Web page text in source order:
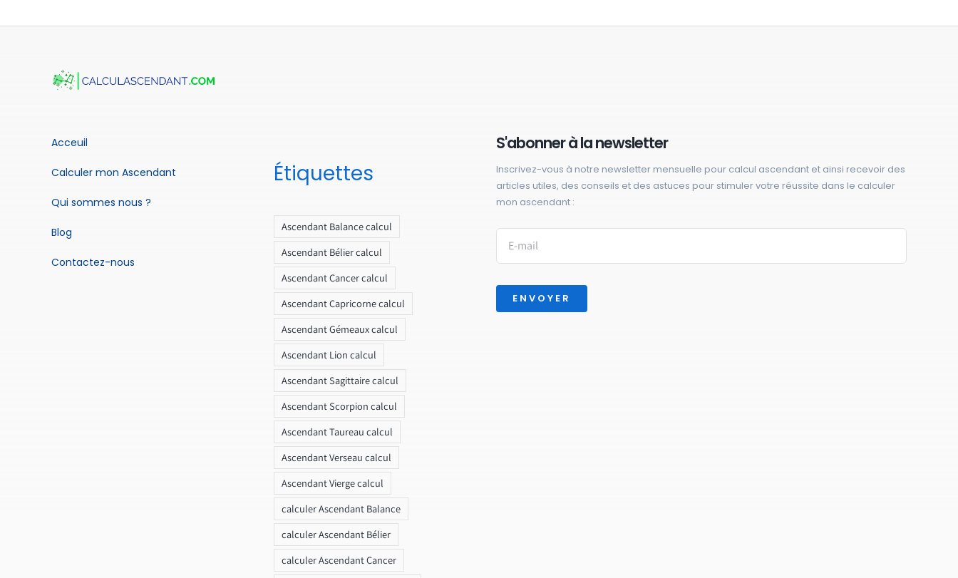
Acceuil
Calculer mon Ascendant
Qui sommes nous ?
Blog
Contactez-nous
Étiquettes
Ascendant Balance calcul
Ascendant Bélier calcul
Ascendant Cancer calcul
Ascendant Capricorne calcul
Ascendant Gémeaux calcul
Ascendant Lion calcul
Ascendant Sagittaire calcul
Ascendant Scorpion calcul
Ascendant Taureau calcul
Ascendant Verseau calcul
Ascendant Vierge calcul
calculer Ascendant Balance
calculer Ascendant Bélier
calculer Ascendant Cancer
S'abonner à la newsletter
Inscrivez-vous à notre newsletter mensuelle pour calcul ascendant et ainsi recevoir des
articles utiles, des conseils et des astuces pour stimuler votre réussite dans le calculer
mon ascendant :
ENVOYER